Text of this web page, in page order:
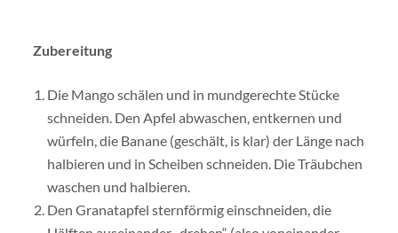
Zubereitung
Die Mango schälen und in mundgerechte Stücke
schneiden. Den Apfel abwaschen, entkernen und
würfeln, die Banane (geschält, is klar) der Länge nach
halbieren und in Scheiben schneiden. Die Träubchen
waschen und halbieren.
Den Granatapfel sternförmig einschneiden, die